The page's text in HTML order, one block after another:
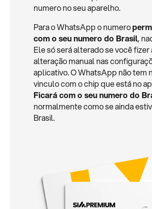
numero no seu aparelho.
Para o WhatsApp o numero
com o seu numero do Brasil,
Ele só será alterado se você fizer
alteração manual nas
aplicativo. O WhatsApp não tem
vinculo com o chip que está no
Ficará com o seu numero do
normalmente como se ainda
Brasil.